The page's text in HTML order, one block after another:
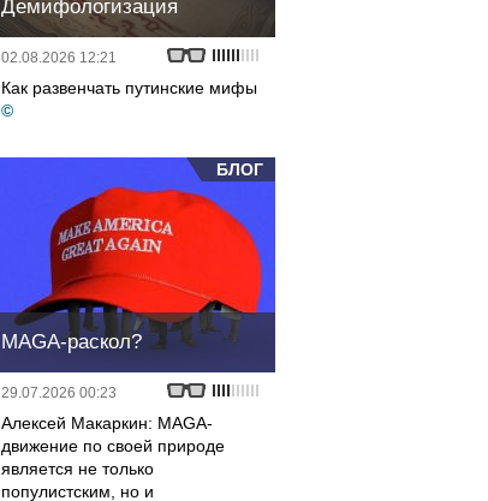
Демифологизация
02.08.2026 12:21
Как развенчать путинские мифы
©
БЛОГ
MAGA-раскол?
29.07.2026 00:23
Алексей Макаркин: MAGA-
движение по своей природе
является не только
популистским, но и